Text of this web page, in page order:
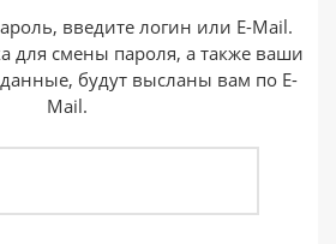
или войдите с помощью
введите логин или E-Mail.
для смены пароля, а также ваши
будут высланы вам по E-
Mail.